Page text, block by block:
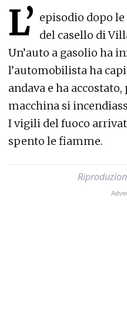
L’ episodio dopo
del casello di
Un’auto a gasolio ha
l’automobilista ha
andava e ha
macchina si
I vigili del fuoco
spento le fiamme.